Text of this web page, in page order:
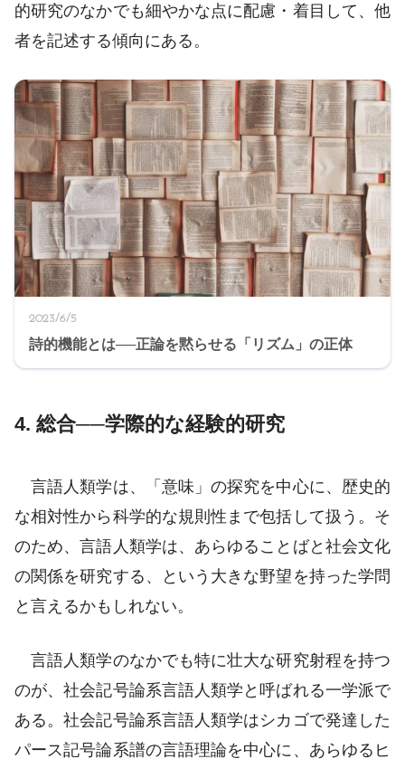
的研究のなかでも細やかな点に配慮・着目して、他
者を記述する傾向にある。
2023/6/5
詩的機能とは──正論を黙らせる「リズム」の正体
4. 総合──学際的な経験的研究
言語人類学は、「意味」の探究を中心に、歴史的
な相対性から科学的な規則性まで包括して扱う。そ
のため、言語人類学は、あらゆることばと社会文化
の関係を研究する、という大きな野望を持った学問
と言えるかもしれない。
言語人類学のなかでも特に壮大な研究射程を持つ
のが、社会記号論系言語人類学と呼ばれる一学派で
ある。社会記号論系言語人類学はシカゴで発達した
パース記号論系譜の言語理論を中心に、あらゆるヒ